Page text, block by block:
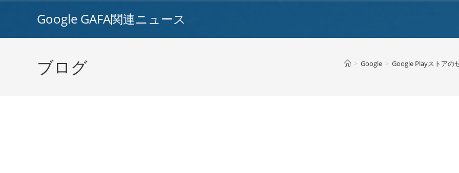
Google GAFA関連ニュース
ブログ > Google > Google Playストアの